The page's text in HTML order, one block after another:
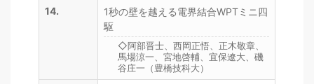
14.
1秒の壁を越える電界結合WPTミニ四
駆
◇阿部晋士、西岡正悟、正木敬章、
馬場涼一、宮地啓輔、宜保遼大、磯
谷庄一（豊橋技科大）